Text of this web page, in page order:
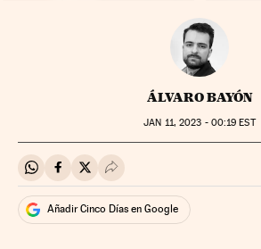
ÁLVARO BAYÓN
JAN 11, 2023 - 00:19 EST
Compartir en Whatsapp
Compartir en Facebook
Compartir en Twitter
Desplegar Redes Sociales
Añadir Cinco Días en Google